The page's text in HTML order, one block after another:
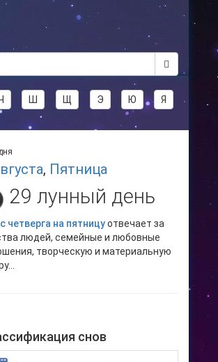
Ш Щ Э Ю Я
, Пятница
29 лунный день
четверга на пятницуотвечает за
людей, семейные и любовные
творческую и материальную
снов